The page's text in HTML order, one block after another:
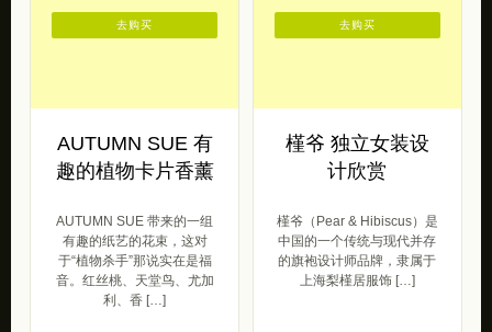
AUTUMN SUE 有
趣的植物卡片香薰
AUTUMN SUE 带来的一组
有趣的纸艺的花束，这对
于“植物杀手”那说实在是福
音。红丝桃、天堂鸟、尤加
利、香 […]
去购买
槿爷 独立女装设
计欣赏
槿爷（Pear & Hibiscus）是
中国的一个传统与现代并存
的旗袍设计师品牌，隶属于
上海梨槿居服饰 […]
去购买